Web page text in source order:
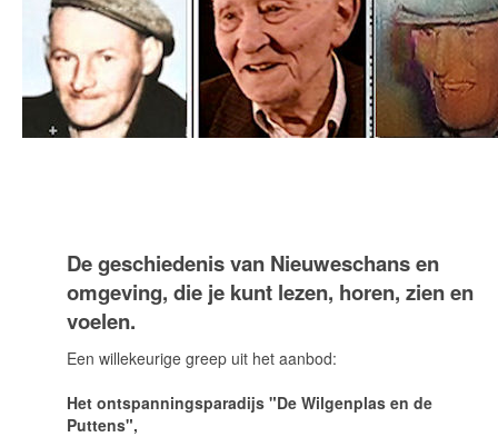
De geschiedenis van Nieuweschans en
omgeving, die je kunt lezen, horen, zien en
voelen.
Een willekeurige greep uit het aanbod:
Het ontspanningsparadijs "De Wilgenplas en de
Puttens",